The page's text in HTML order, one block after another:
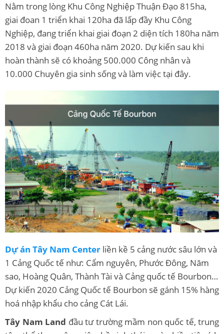
Nằm trong lòng Khu Công Nghiệp Thuận Đạo 815ha,
giai đoan 1 triển khai 120ha đã lấp đầy Khu Công
Nghiệp, đang triển khai giai đoạn 2 diện tích 180ha năm
2018 và giai đoạn 460ha năm 2020. Dự kiến sau khi
hoàn thành sẽ có khoảng 500.000 Công nhân và
10.000 Chuyên gia sinh sống và làm việc tại đây.
Dự án Tây Nam Center liền kề 5 cảng nước sâu lớn và
1 Cảng Quốc tế như: Cẩm nguyên, Phước Đông, Năm
sao, Hoàng Quân, Thành Tài và Cảng quốc tế Bourbon…
Dự kiến 2020 Cảng Quốc tế Bourbon sẽ gánh 15% hàng
hoá nhập khẩu cho cảng Cát Lái.
Tây Nam Land đầu tư trường mầm non quốc tế, trung